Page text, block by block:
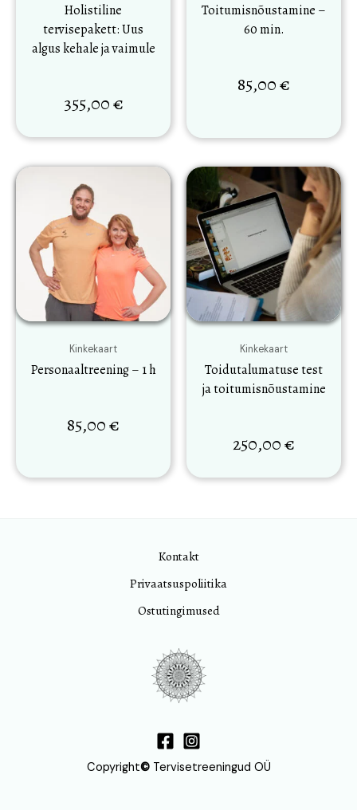
Holistiline
tervisepakett: Uus
algus kehale ja vaimule
355,00€
Toitumisnõustamine –
60 min.
85,00€
Kinkekaart
Personaaltreening – 1 h
85,00€
Kinkekaart
Toidutalumatuse test
ja toitumisnõustamine
250,00€
Kontakt
Privaatsuspoliitika
Ostutingimused
Copyright© Tervisetreeningud OÜ